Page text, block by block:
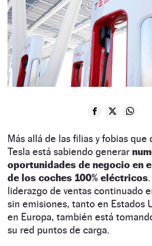
Más allá de las filias y fobias que
Tesla está sabiendo generar
oportunidades de negocio en
de los coches 100% eléctricos
liderazgo de ventas continuado
sin emisiones, tanto en Estados
en Europa, también está
su red puntos de carga.